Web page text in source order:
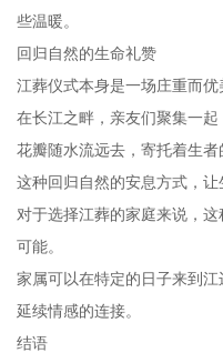
些温暖。
回归自然的生命礼赞
江葬仪式本身是一场庄重而优
在长江之畔，亲友们聚集一起
花瓣随水流远去，寄托着生者
这种回归自然的安息方式，让
对于选择江葬的家庭来说，
可能。
家属可以在特定的日子来到江
延续情感的连接。
结语